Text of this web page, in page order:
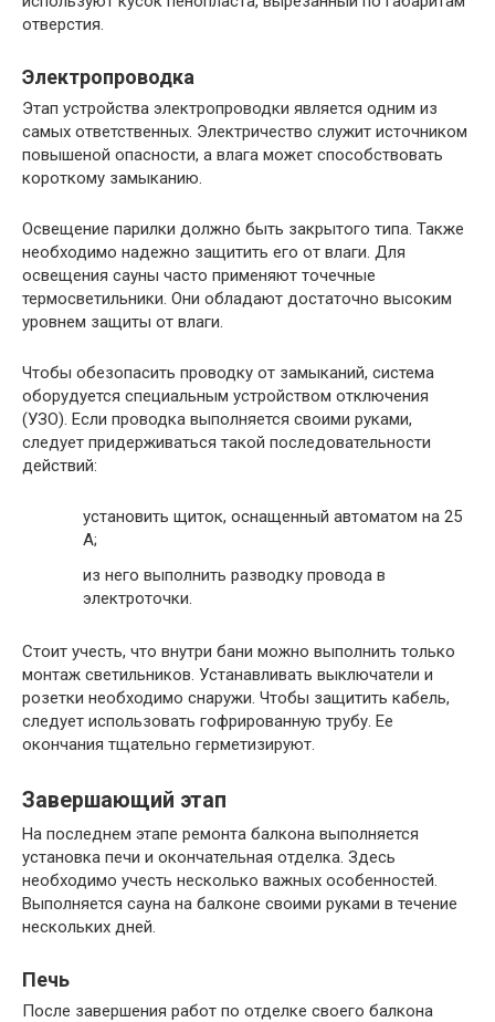
отверстия.
Электропроводка
Этап устройства электропроводки является одним из
самых ответственных. Электричество служит источником
повышеной опасности, а влага может способствовать
короткому замыканию.
Освещение парилки должно быть закрытого типа. Также
необходимо надежно защитить его от влаги. Для
освещения сауны часто применяют точечные
термосветильники. Они обладают достаточно высоким
уровнем защиты от влаги.
Чтобы обезопасить проводку от замыканий, система
оборудуется специальным устройством отключения
(УЗО). Если проводка выполняется своими руками,
следует придерживаться такой последовательности
действий:
установить щиток, оснащенный автоматом на 25
А;
из него выполнить разводку провода в
электроточки.
Стоит учесть, что внутри бани можно выполнить только
монтаж светильников. Устанавливать выключатели и
розетки необходимо снаружи. Чтобы защитить кабель,
следует использовать гофрированную трубу. Ее
окончания тщательно герметизируют.
Завершающий этап
На последнем этапе ремонта балкона выполняется
установка печи и окончательная отделка. Здесь
необходимо учесть несколько важных особенностей.
Выполняется сауна на балконе своими руками в течение
нескольких дней.
Печь
После завершения работ по отделке своего балкона